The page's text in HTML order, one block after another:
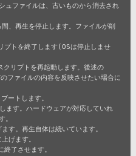
ュファイルは、古いものから消去され
、再生を停止します。ファイルが削
トを終了します(OSは停止しませ
リプトを再起動します。後述の
ルの内容を反映させたい場合に
ートします。
す。ハードウェアが対応していれ
。
。再生自体は続いています。
げます。
了させます。